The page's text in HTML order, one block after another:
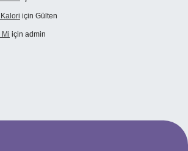
için Gülten
Mi için admin